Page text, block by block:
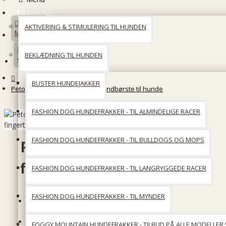
Til hunden
AKTIVERING & STIMULERING TIL HUNDEN
BEKLÆDNING TIL HUNDEN
BUSTER HUNDEJAKKER
FASHION DOG HUNDEFRAKKER - TIL ALMINDELIGE RACER
FASHION DOG HUNDEFRAKKER - TIL BULLDOGS OG MOPS
FASHION DOG HUNDEFRAKKER - TIL LANGRYGGEDE RACER
FASHION DOG HUNDEFRAKKER - TIL MYNDER
Min konto
Opret en konto
Petosan Oral Cleaner - fingertandbørste til hunde
Petosan Oral Cleaner -
fingertandbørste til hunde
På lager
Producent: Eldorado